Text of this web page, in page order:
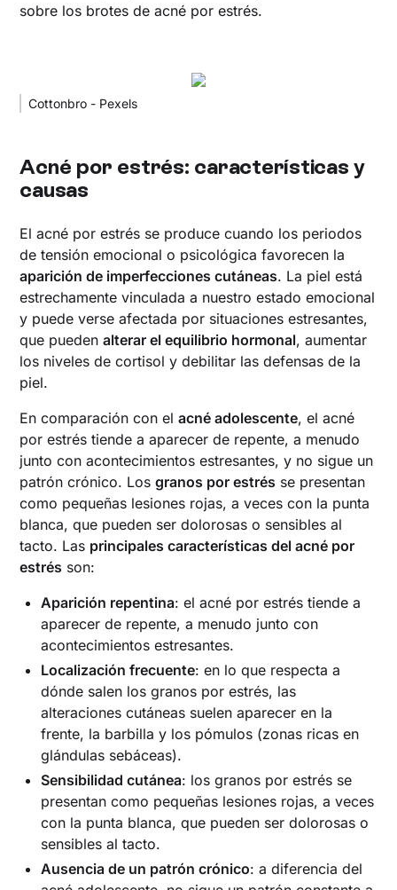
sobre los brotes de acné por estrés.
Cottonbro - Pexels
Acné por estrés: características y
causas
El acné por estrés se produce cuando los periodos
de tensión emocional o psicológica favorecen la
aparición de imperfecciones cutáneas. La piel está
estrechamente vinculada a nuestro estado emocional
y puede verse afectada por situaciones estresantes,
que puedenalterar el equilibrio hormonal, aumentar
los niveles de cortisol y debilitar las defensas de la
piel.
En comparación con elacné adolescente, el acné
por estrés tiende a aparecer de repente, a menudo
junto con acontecimientos estresantes, y no sigue un
patrón crónico. Losgranos por estrés se presentan
como pequeñas lesiones rojas, a veces con la punta
blanca, que pueden ser dolorosas o sensibles al
tacto. Las principales características del acné por
estrés son:
Aparición repentina: el acné por estrés tiende a
aparecer de repente, a menudo junto con
acontecimientos estresantes.
Localización frecuente: en lo que respecta a
dónde salen los granos por estrés, las
alteraciones cutáneas suelen aparecer en la
frente, la barbilla y los pómulos (zonas ricas en
glándulas sebáceas).
Sensibilidad cutánea: los granos por estrés se
presentan como pequeñas lesiones rojas, a veces
con la punta blanca, que pueden ser dolorosas o
sensibles al tacto.
Ausencia de un patrón crónico: a diferencia del